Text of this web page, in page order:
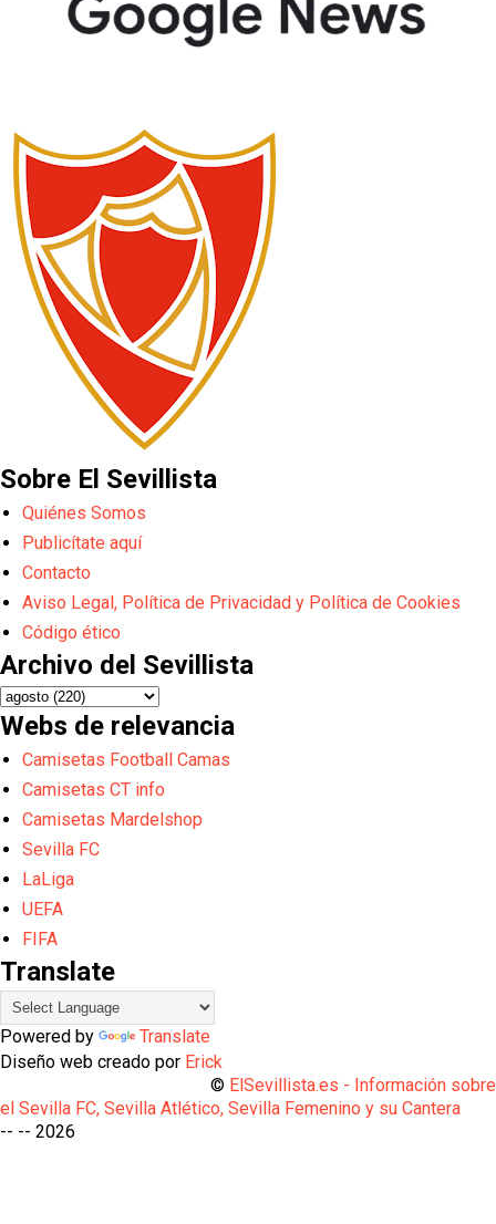
Sobre El Sevillista
Quiénes Somos
Publicítate aquí
Contacto
Aviso Legal, Política de Privacidad y Política de Cookies
Código ético
Archivo del Sevillista
Webs de relevancia
Camisetas Football Camas
Camisetas CT info
Camisetas Mardelshop
Sevilla FC
LaLiga
UEFA
FIFA
Translate
Powered by
Translate
Diseño web creado por Erick
© ElSevillista.es - Información sobre
el Sevilla FC, Sevilla Atlético, Sevilla Femenino y su Cantera
-- -- 2026